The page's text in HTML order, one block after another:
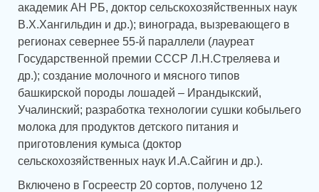
академик АН РБ, доктор сельскохозяйственных наук
В.Х.Хангильдин и др.); винограда, вызревающего в
регионах севернее 55-й параллели (лауреат
Государственной премии СССР Л.Н.Стреляева и
др.); создание молочного и мясного типов
башкирской породы лошадей – Ирандыкский,
Учалинский; разработка технологии сушки кобыльего
молока для продуктов детского питания и
приготовления кумыса (доктор
сельскохозяйственных наук И.А.Сайгин и др.).
Включено в Госреестр 20 сортов, получено 12